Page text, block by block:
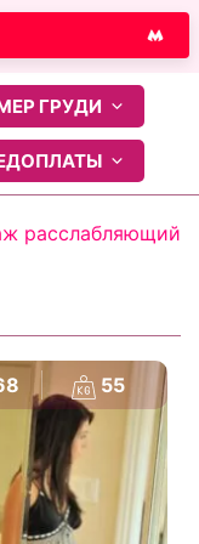
ГРУДИ
расслабляющий
55